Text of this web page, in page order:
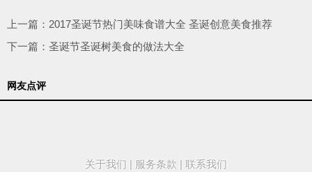
上一篇： 2017圣诞节热门美味食谱大全 圣诞创意美食推荐
下一篇： 圣诞节圣诞树美食的做法大全
网友点评
关于我们 | 服务条款 | 联系我们